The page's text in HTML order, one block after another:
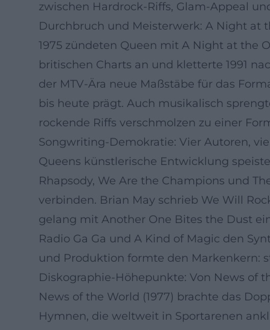
zwischen Hardrock-Riffs, Glam-Appeal
Durchbruch und Meisterwerk: A Night at
1975 zündeten Queen mit A Night at the
britischen Charts an und kletterte 1991
der MTV-Ära neue Maßstäbe für das
bis heute prägt. Auch musikalisch
rockende Riffs verschmolzen zu einer
Songwriting-Demokratie: Vier Autoren,
Queens künstlerische Entwicklung
Rhapsody, We Are the Champions und
verbinden. Brian May schrieb We Will
gelang mit Another One Bites the Dust
Radio Ga Ga und A Kind of Magic den
und Produktion formte den Markenkern:
Diskographie-Höhepunkte: Von News of
News of the World (1977) brachte das
Hymnen, die weltweit in Sportarenen